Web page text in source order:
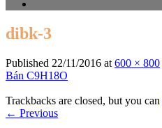
dibk-3
Published 22/11/2016 at 600 × 800
Bán C9H18O
Trackbacks are closed, but you can
← Previous